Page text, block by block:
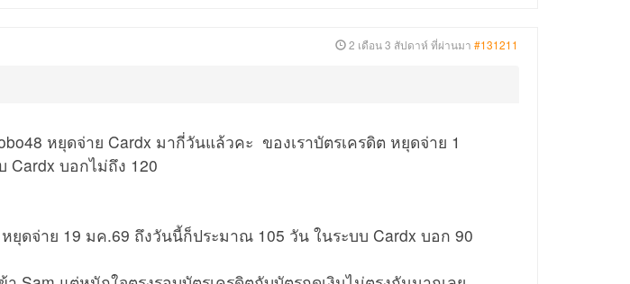
2 เดือน 3 สัปดาห์ ที่ผ่านมา #131211
หยุดจ่าย Cardx มากี่วันแล้วคะ ของเราบัตรเครดิต หยุดจ่าย 1
Cardx บอกไม่ถึง 120
ยุดจ่าย 19 มค.69 ถึงวันนี้ก็ประมาณ 105 วัน ในระบบ Cardx บอก 90